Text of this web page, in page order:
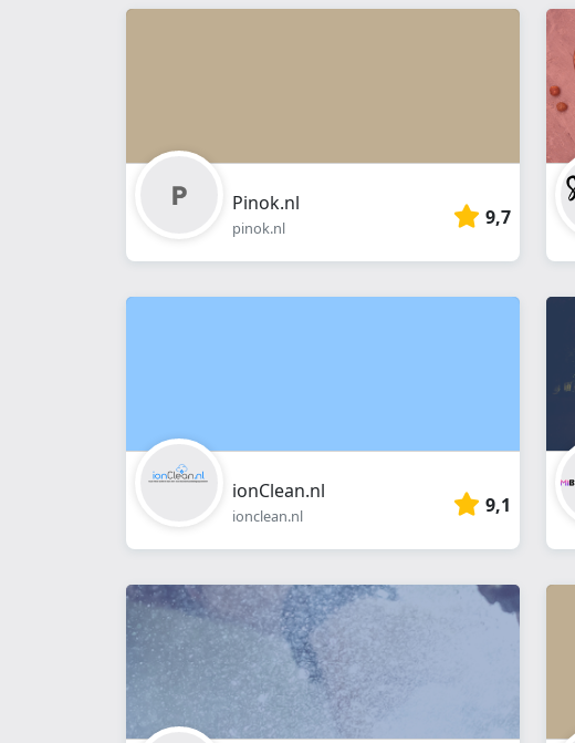
Pinok.nl
pinok.nl 9,7
ionClean.nl
ionclean.nl 9,1